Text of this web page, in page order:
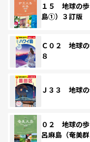
１５ 地球の
島①）３訂版
Ｃ０２ 地球
８
Ｊ３３ 地球
０２ 地球の
呂麻島（奄美